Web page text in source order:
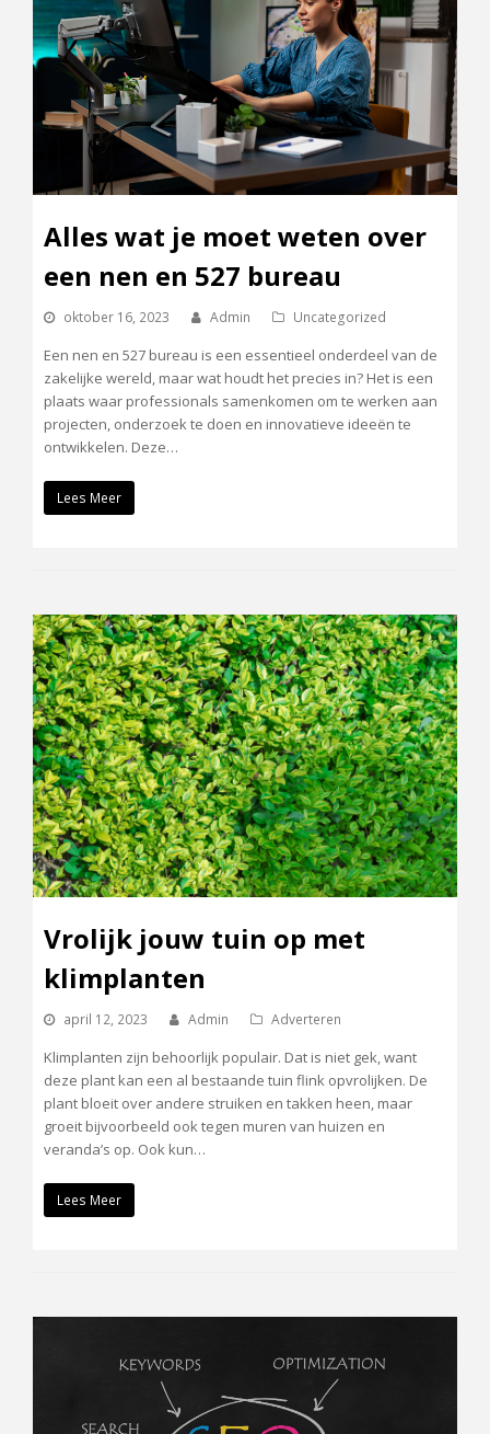
Alles wat je moet weten over
een nen en 527 bureau
oktober 16, 2023 Admin Uncategorized
Een nen en 527 bureau is een essentieel onderdeel van de
zakelijke wereld, maar wat houdt het precies in? Het is een
plaats waar professionals samenkomen om te werken aan
projecten, onderzoek te doen en innovatieve ideeën te
ontwikkelen. Deze…
Lees Meer
Vrolijk jouw tuin op met
klimplanten
april 12, 2023 Admin Adverteren
Klimplanten zijn behoorlijk populair. Dat is niet gek, want
deze plant kan een al bestaande tuin flink opvrolijken. De
plant bloeit over andere struiken en takken heen, maar
groeit bijvoorbeeld ook tegen muren van huizen en
veranda’s op. Ook kun…
Lees Meer